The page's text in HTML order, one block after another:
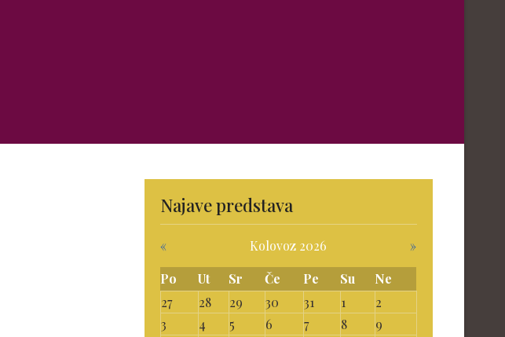
Najave predstava
« Kolovoz 2026
»
Po
Ut Sr Če Pe Su
Ne
27
28 29 30 31 1
2
3
4 5 6 7 8
9